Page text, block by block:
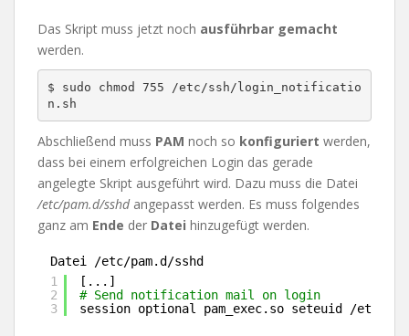
Das Skript muss jetzt noch ausführbar gemacht
werden.
$ sudo chmod 755 /etc/ssh/login_notificatio
n.sh
Abschließend muss PAM noch so konfiguriert werden,
dass bei einem erfolgreichen Login das gerade
angelegte Skript ausgeführt wird. Dazu muss die Datei
/etc/pam.d/sshdangepasst werden. Es muss folgendes
ganz am Ende der Datei hinzugefügt werden.
Datei /etc/pam.d/sshd
1
2
3
[...]
# Send notification mail on login
session optional pam_exec.so seteuid
/etc/